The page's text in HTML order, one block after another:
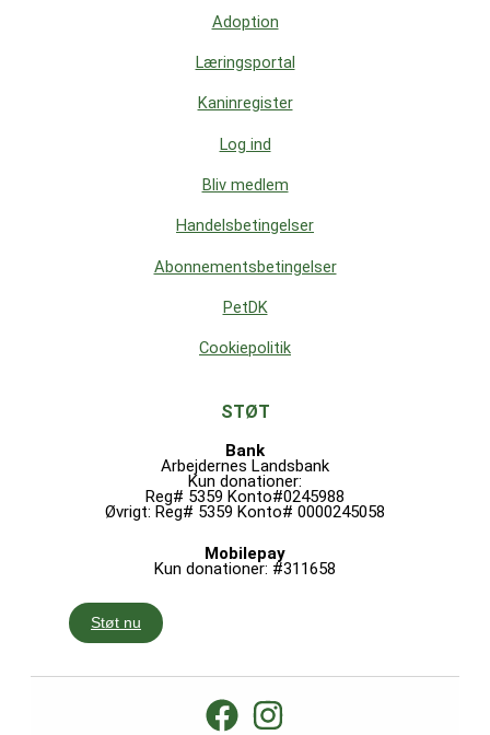
Adoption
Læringsportal
Kaninregister
Log ind
Bliv medlem
Handelsbetingelser
Abonnementsbetingelser
PetDK
Cookiepolitik
STØT
Bank
Arbejdernes Landsbank
Kun donationer:
Reg# 5359 Konto#0245988
Øvrigt: Reg# 5359 Konto# 0000245058
Mobilepay
Kun donationer: #311658
Støt nu